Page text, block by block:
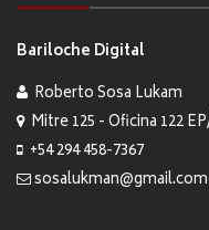
Bariloche Digital
Roberto Sosa Lukam
Mitre 125 - Oficina 122
+54 294 458-7367
sosalukman@gmail.com